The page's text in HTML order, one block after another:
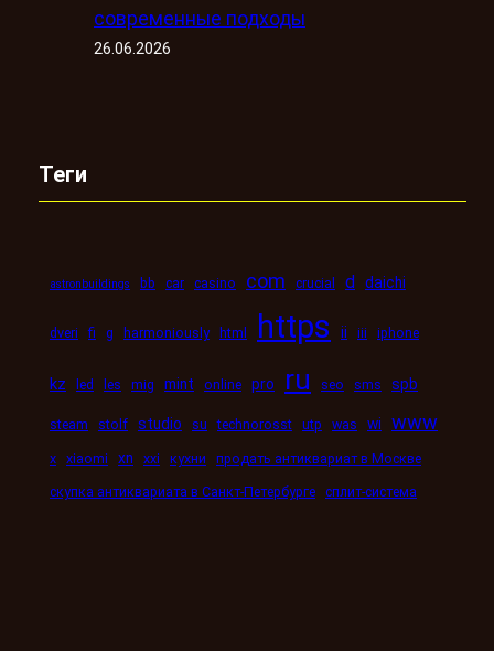
современные подходы
26.06.2026
Теги
astronbuildings bb car casino com crucial d daichi
dveri fi g harmoniously html https ii iii iphone
kz led les mig mint online pro ru seo sms spb
steam stolf studio su technorosst utp was wi www
x xiaomi xn xxi кухни
продать антиквариат в Москве
скупка антиквариата в Санкт-Петербурге сплит-система